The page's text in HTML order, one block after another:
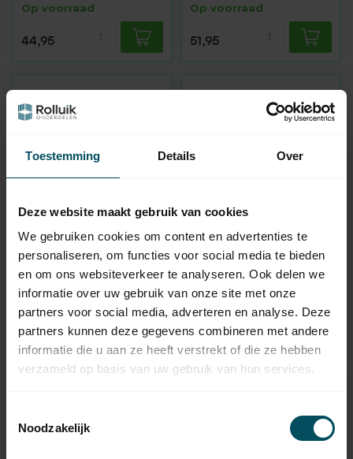
Toestemming Details Over
Deze website maakt gebruik van cookies
We gebruiken cookies om content en advertenties te
personaliseren, om functies voor social media te bieden
en om ons websiteverkeer te analyseren. Ook delen we
informatie over uw gebruik van onze site met onze
partners voor social media, adverteren en analyse. Deze
partners kunnen deze gegevens combineren met andere
informatie die u aan ze heeft verstrekt of die ze hebben
verzameld op basis van uw gebruik van hun services.
Noodzakelijk
Op voorraad
44,95
Op voorraad
51,95
BREL
DC313 15-kanaals
handzender
Op voorraad
69,95
FAHER
DC458 1-kanaals
handzender met
tijdklok
Op voorraad
70,95